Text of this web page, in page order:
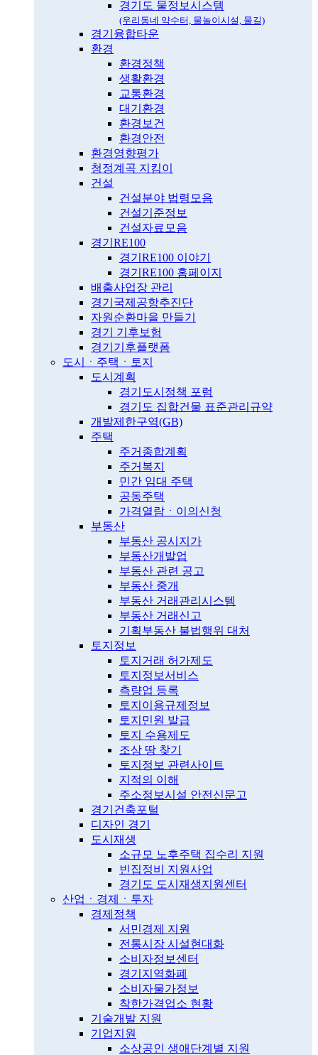
경기도 물정보시스템
(우리동네 약수터, 물놀이시설, 물길)
경기융합타운
환경
환경정책
생활환경
교통환경
대기환경
환경보건
환경안전
환경영향평가
청정계곡 지킴이
건설
건설분야 법령모음
건설기준정보
건설자료모음
경기RE100
경기RE100 이야기
경기RE100 홈페이지
배출사업장 관리
경기국제공항추진단
자원순환마을 만들기
경기 기후보험
경기기후플랫폼
도시ㆍ주택ㆍ토지
도시계획
경기도시정책 포럼
경기도 집합건물 표준관리규약
개발제한구역(GB)
주택
주거종합계획
주거복지
민간 임대 주택
공동주택
가격열람ㆍ이의신청
부동산
부동산 공시지가
부동산개발업
부동산 관련 공고
부동산 중개
부동산 거래관리시스템
부동산 거래신고
기획부동산 불법행위 대처
토지정보
토지거래 허가제도
토지정보서비스
측량업 등록
토지이용규제정보
토지민원 발급
토지 수용제도
조상 땅 찾기
토지정보 관련사이트
지적의 이해
주소정보시설 안전신문고
경기건축포털
디자인 경기
도시재생
소규모 노후주택 집수리 지원
빈집정비 지원사업
경기도 도시재생지원센터
산업ㆍ경제ㆍ투자
경제정책
서민경제 지원
전통시장 시설현대화
소비자정보센터
경기지역화폐
소비자물가정보
착한가격업소 현황
기술개발 지원
기업지원
소상공인 생애단계별 지원